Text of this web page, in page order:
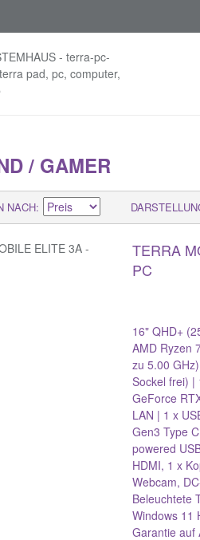
/ GAMER
NACH
TERRA
PC
16" QHD+
AMD Ryzen
zu 5.00
Sockel frei) |
GeForce
LAN | 1 x
Gen3 Type
powered
HDMI, 1 x
Webcam,
Beleuchtete
Windows 11
Garantie auf